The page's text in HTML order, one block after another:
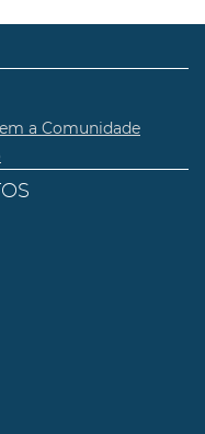
a Comunidade